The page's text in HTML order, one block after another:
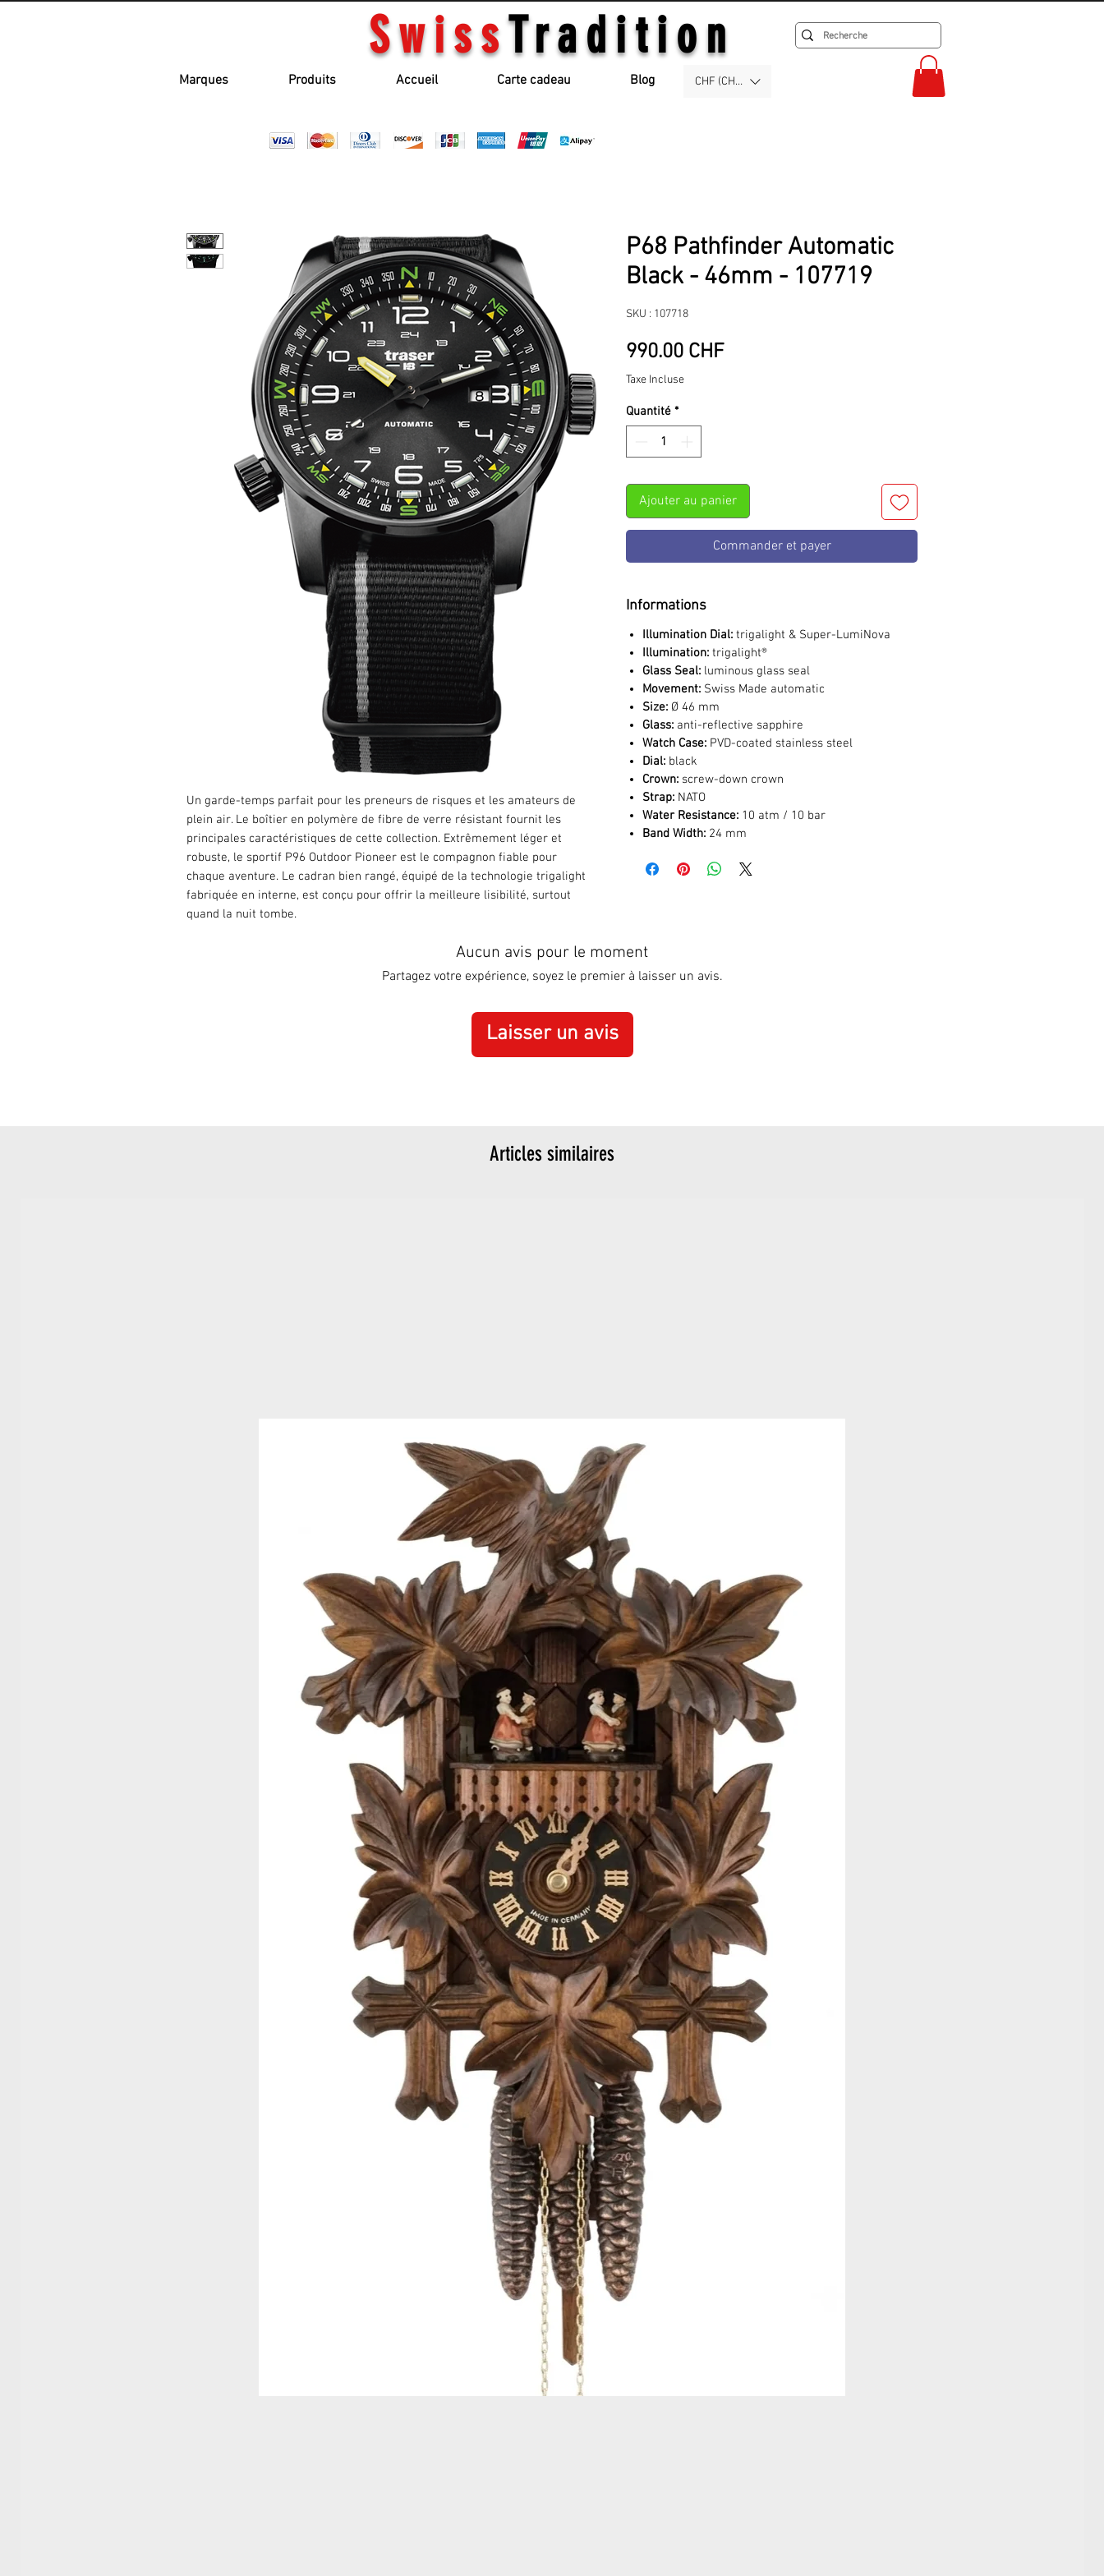
SwissTradition
Marques Produits Accueil Carte cadeau Blog CHF (CHF)
Un garde-temps parfait pour les preneurs de risques et les amateurs de
plein air. Le boîtier en polymère de fibre de verre résistant fournit les
principales caractéristiques de cette collection. Extrêmement léger et
robuste, le sportif P96 Outdoor Pioneer est le compagnon fiable pour
chaque aventure. Le cadran bien rangé, équipé de la technologie trigalight
fabriquée en interne, est conçu pour offrir la meilleure lisibilité, surtout
quand la nuit tombe.
P68 Pathfinder Automatic
Black - 46mm - 107719
SKU : 107718
990.00 CHFPrix
Taxe Incluse
Quantité *
Ajouter au panier
Commander et payer
Informations
Illumination Dial: trigalight & Super-LumiNova
Illumination: trigalight®
Glass Seal: luminous glass seal
Movement: Swiss Made automatic
Size: Ø 46 mm
Glass: anti-reflective sapphire
Watch Case: PVD-coated stainless steel
Dial: black
Crown: screw-down crown
Strap: NATO
Water Resistance: 10 atm / 10 bar
Band Width: 24 mm
Aucun avis pour le moment
Partagez votre expérience, soyez le premier à laisser un avis.
Laisser un avis
Articles similaires